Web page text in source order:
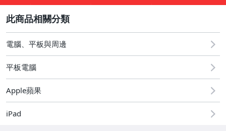
★★★ 一元起標優惠專區 ★★★
品牌周邊專區 (Apple)
電腦、平板與周邊
平板電腦
Apple蘋果
iPad